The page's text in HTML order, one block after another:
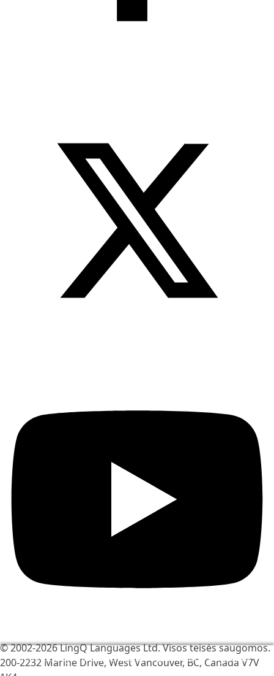
Mes naudojame slapukus, kad padėtume pagerinti
© 2002-2026LingQ Languages Ltd.Visos teisės saugomos.
200-2232 Marine Drive, West Vancouver, BC, Canada V7V